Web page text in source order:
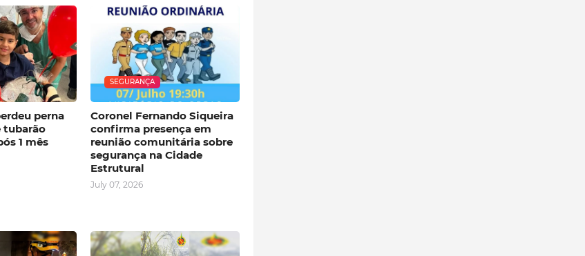
perna
tubarão
1 mês
SEGURANÇA
Coronel Fernando Siqueira
confirma presença em
reunião comunitária sobre
segurança na Cidade
Estrutural
July 07, 2026